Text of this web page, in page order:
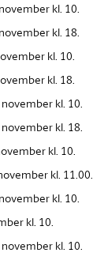
kl. 10.
kl. 18.
kl. 10.
kl. 18.
kl. 10.
kl. 18.
kl. 10.
kl. 11.00.
kl. 10.
kl. 10.
kl. 10.